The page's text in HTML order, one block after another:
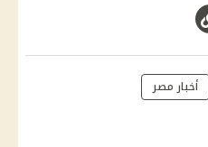
أخبار مصر